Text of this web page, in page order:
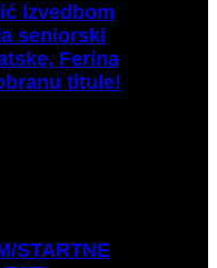
izvedbom
seniorski
Ferina
titule!
STARTNE